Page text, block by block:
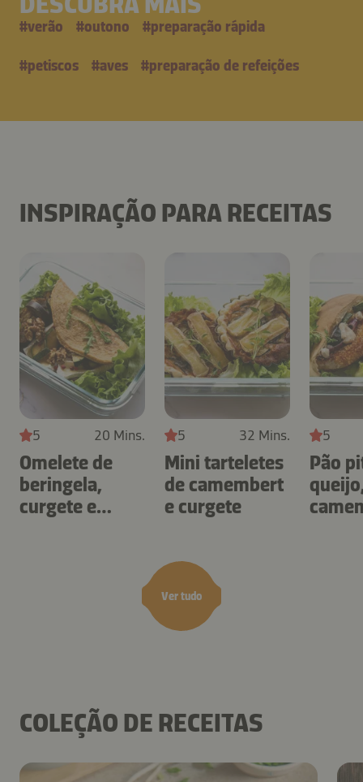
#verão #outono #preparação rápida
#petiscos #aves #preparação de refeições
INSPIRAÇÃO PARA RECEITAS
Ver tudo
5 20 Mins.
Omelete de
beringela,
curgete e
5 32 Mins.
Mini tarteletes
de camembert
e curgete
5
Pão
COLEÇÃO DE RECEITAS